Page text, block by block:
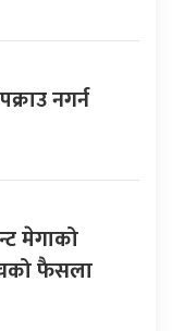
नगर्न
मेगाको
फैसला